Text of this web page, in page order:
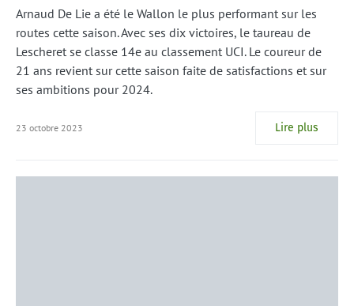
Arnaud De Lie a été le Wallon le plus performant sur les
routes cette saison. Avec ses dix victoires, le taureau de
Lescheret se classe 14e au classement UCI. Le coureur de
21 ans revient sur cette saison faite de satisfactions et sur
ses ambitions pour 2024.
23 octobre 2023 Lire plus